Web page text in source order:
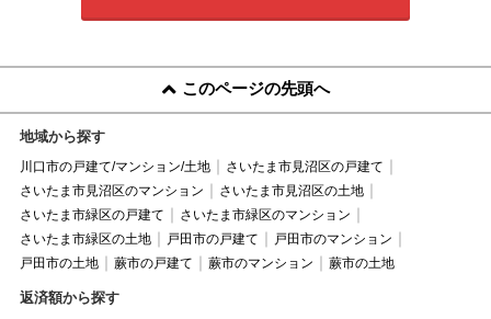
このページの先頭へ
地域から探す
川口市の戸建て/マンション/土地
さいたま市見沼区の戸建て
さいたま市見沼区のマンション
さいたま市見沼区の土地
さいたま市緑区の戸建て
さいたま市緑区のマンション
さいたま市緑区の土地
戸田市の戸建て
戸田市のマンション
戸田市の土地
蕨市の戸建て 蕨市のマンション 蕨市の土地
返済額から探す